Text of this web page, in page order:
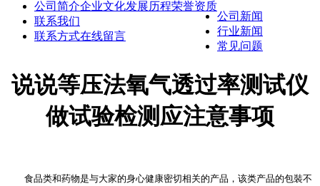
公司简介企业文化发展历程荣誉资质
联系我们
联系方式在线留言
公司新闻
行业新闻
常见问题
说说等压法氧气透过率测试仪
做试验检测应注意事项
食品类和药物是与大家的身心健康密切相关的产品，该类产品的包裝不